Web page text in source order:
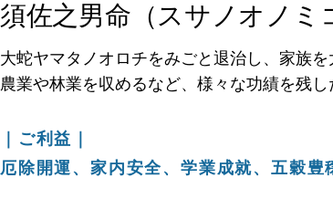
須佐之男命（スサノオノミ
大蛇ヤマタノオロチをみごと退治し、家族
農業や林業を収めるなど、様々な功績を残し
｜ご利益｜
厄除開運、家内安全、学業成就、五穀豊